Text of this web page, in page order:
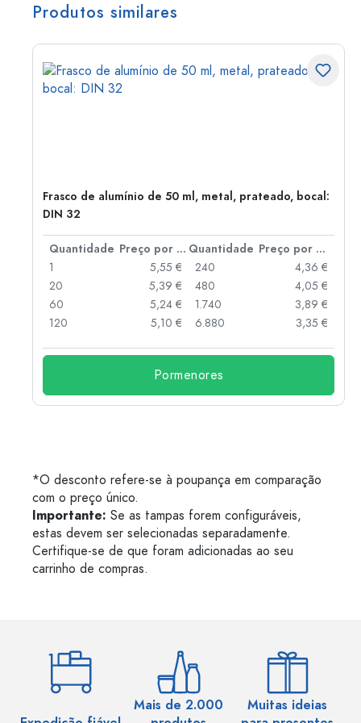
Produtos similares
Frasco de alumínio de 50 ml, metal, prateado, bocal:
DIN 32
Quantidade Preço por peça Quantidade
Preço por peça
1
5,55 €
20
5,39 €
60
5,24 €
120
5,10 €
240
4,36 €
480
4,05 €
1.740
3,89 €
6.880
3,35 €
Pormenores
*O desconto refere-se à poupança em comparação
com o preço único.
Importante: Se as tampas forem configuráveis,
estas devem ser selecionadas separadamente.
Certifique-se de que foram adicionadas ao seu
carrinho de compras.
Mais de 2.000
Muitas ideias